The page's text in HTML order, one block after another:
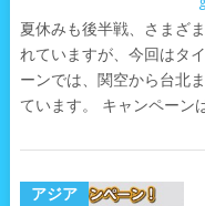
夏休みも後半戦、さまざ
れていますが、今回はタ
ーンでは、関空から台北
ています。 キャンペーン
アジア